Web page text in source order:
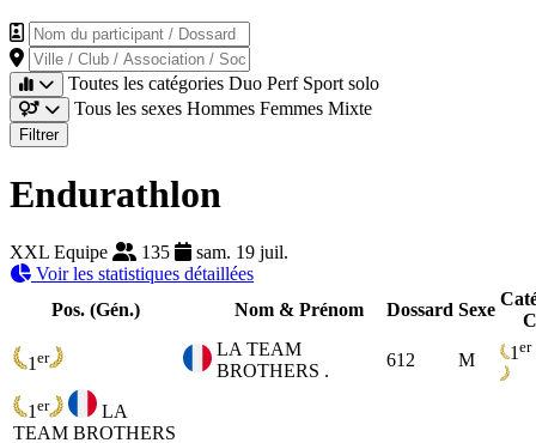
Nom du participant / Dossard
Ville / Club / Association / Société
Toutes les catégories Duo Perf Sport solo
Tous les sexes Hommes Femmes Mixte
Filtrer
Endurathlon
XXL Equipe 135
sam. 19 juil.
Voir les statistiques détaillées
Pos. (Gén.)
Nom & Prénom Dossard Sexe
1 er
LA TEAM
BROTHERS .
612 M 1 er
1 er
LA
TEAM BROTHERS